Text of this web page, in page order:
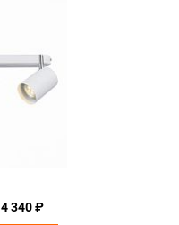
4 340 ₽